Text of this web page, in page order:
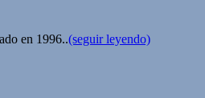
en 1996..(seguir leyendo)